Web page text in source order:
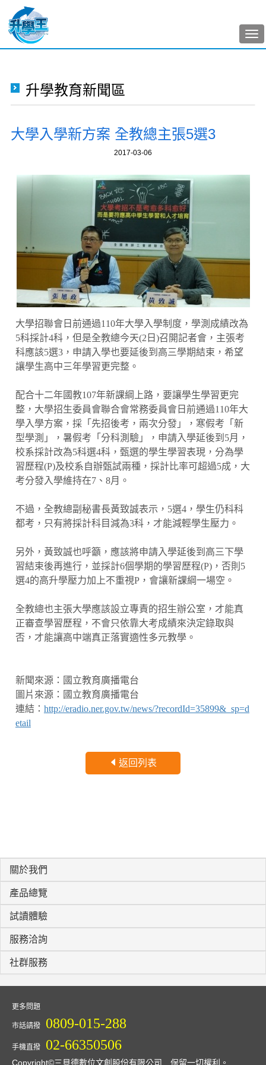
升學教育新聞區
大學入學新方案 全教總主張5選3
2017-03-06
大學招聯會日前通過110年大學入學制度，學測成績改為
5科採計4科，但是全教總今天(2日)召開記者會，主張考
科應該5選3，申請入學也要延後到高三學期結束，希望
讓學生高中三年學習更完整。
配合十二年國教107年新課綱上路，要讓學生學習更完
整，大學招生委員會聯合會常務委員會日前通過110年大
學入學方案，採「先招後考，兩次分發」，寒假考「新
型學測」，暑假考「分科測驗」，申請入學延後到5月，
校系採計改為5科選4科，甄選的學生學習表現，分為學
習歷程(P)及校系自辦甄試兩種，採計比率可超過5成，大
考分發入學維持在7、8月。
不過，全教總副秘書長黃致誠表示，5選4，學生仍科科
都考，只有將採計科目減為3科，才能減輕學生壓力。
另外，黃致誠也呼籲，應該將申請入學延後到高三下學
習結束後再進行，並採計6個學期的學習歷程(P)，否則5
選4的高升學壓力加上不重視P，會讓新課綱一場空。
全教總也主張大學應該設立專責的招生辦公室，才能真
正審查學習歷程，不會只依靠大考成績來決定錄取與
否，才能讓高中端真正落實適性多元教學。
新聞來源：國立教育廣播電台
圖片來源：國立教育廣播電台
連結： http://eradio.ner.gov.tw/news/?recordId=35899&_sp=d
etail
返回列表
關於我們
產品總覽
試讀體驗
服務洽詢
社群服務
更多問題
市話請撥 0809-015-288
手機直撥 02-66350506
Copyright©三貝德數位文創股份有限公司 保留一切權利。